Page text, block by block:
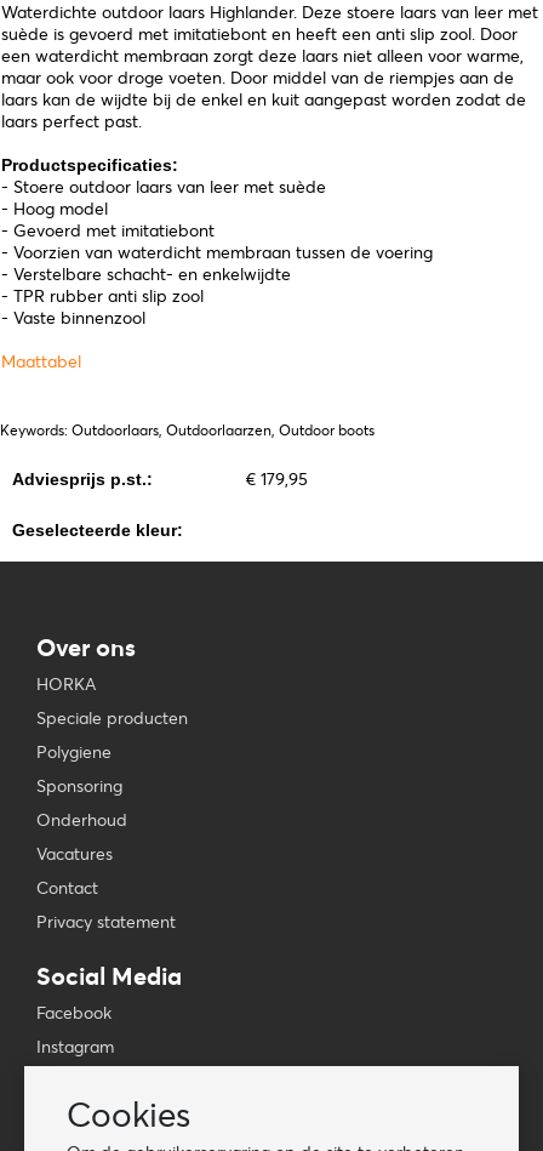
Cookies
Waterdichte outdoor laars Highlander. Deze stoere laars van leer met
suède is gevoerd met imitatiebont en heeft een anti slip zool. Door
een waterdicht membraan zorgt deze laars niet alleen voor warme,
maar ook voor droge voeten. Door middel van de riempjes aan de
laars kan de wijdte bij de enkel en kuit aangepast worden zodat de
laars perfect past.
Productspecificaties:
- Stoere outdoor laars van leer met suède
- Hoog model
- Gevoerd met imitatiebont
- Voorzien van waterdicht membraan tussen de voering
- Verstelbare schacht- en enkelwijdte
- TPR rubber anti slip zool
- Vaste binnenzool
Maattabel
Keywords: Outdoorlaars, Outdoorlaarzen, Outdoor boots
Adviesprijs p.st.: € 179,95
Geselecteerde kleur:
Over ons
HORKA
Speciale producten
Polygiene
Sponsoring
Onderhoud
Vacatures
Contact
Privacy statement
Social Media
Facebook
Instagram
TikTok